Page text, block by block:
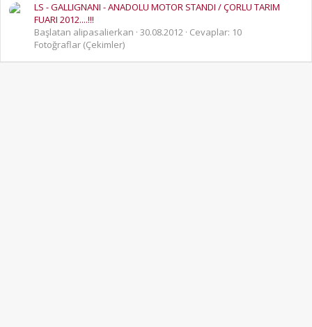
LS - GALLIGNANI - ANADOLU MOTOR STANDI / ÇORLU TARIM
FUARI 2012....!!!
Başlatan alipasalierkan 30.08.2012 Cevaplar: 10
Fotoğraflar (Çekimler)